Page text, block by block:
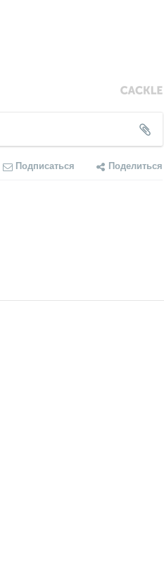
Подписаться Поделиться